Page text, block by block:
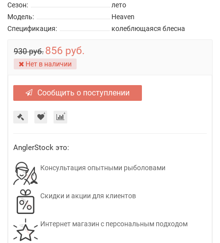
Сезон:
лето
Модель:
Heaven
Спецификация:
колеблющаяся блесна
930 руб. 856 руб.
Нет в наличии
Сообщить о поступлении
AnglerStock это:
Консультация опытными рыболовами
Скидки и акции для клиентов
Интернет магазин с персональным подходом